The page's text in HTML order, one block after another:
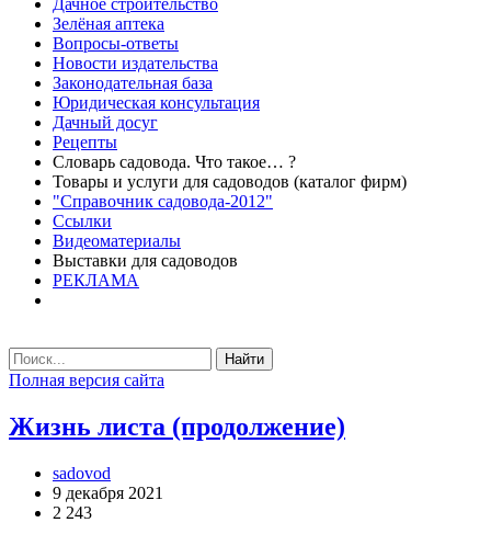
Дачное строительство
Зелёная аптека
Вопросы-ответы
Новости издательства
Законодательная база
Юридическая консультация
Дачный досуг
Рецепты
Словарь садовода. Что такое… ?
Товары и услуги для садоводов (каталог фирм)
"Справочник садовода-2012"
Ссылки
Видеоматериалы
Выставки для садоводов
РЕКЛАМА
Найти
Полная версия сайта
Жизнь листа (продолжение)
sadovod
9 декабря 2021
2 243